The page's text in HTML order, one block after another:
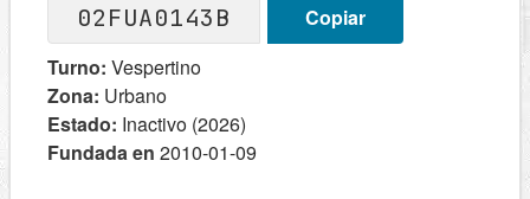
02FUA0143B
Copiar
Turno: Vespertino
Zona: Urbano
Estado: Inactivo (2026)
Fundada en 2010-01-09